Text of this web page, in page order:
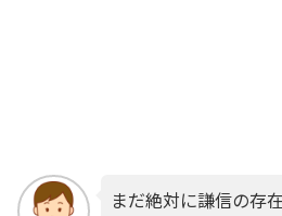
まだ絶対に謙信の存